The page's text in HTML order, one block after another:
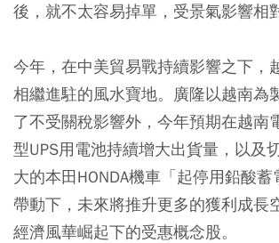
後，就不太容易掉單，受景氣影響相
今年，在中美貿易戰持續影響之下，
相繼進駐的風水寶地。廣隆以越南為
了不受關稅影響外，今年預期在越南
型UPS用電池持續增大出貨量，以及
大的本田HONDA機車「起停用鉛酸
帶動下，未來將推升更多的獲利成長
經濟風華崛起下的受惠概念股。